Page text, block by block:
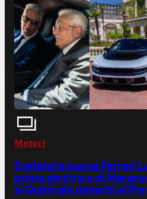
Motori
Svelata la nuova Ferrari
prima elettrica di
al Quirinale davanti al